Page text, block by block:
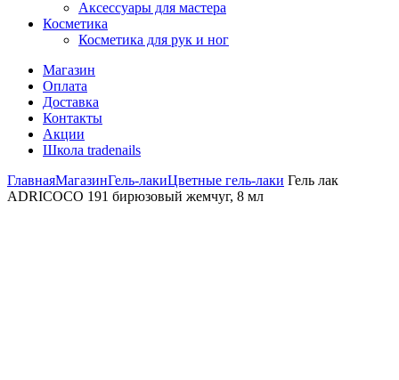
Аксессуары для мастера
Косметика
Косметика для рук и ног
Магазин
Оплата
Доставка
Контакты
Акции
Школа tradenails
ГлавнаяМагазинГель-лакиЦветные гель-лаки Гель лак
ADRICOCO 191 бирюзовый жемчуг, 8 мл